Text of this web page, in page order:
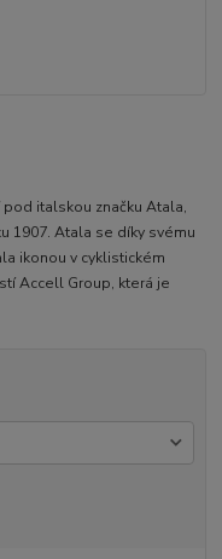
italskou značku Atala,
1907. Atala se díky svému
ikonou v cyklistickém
Accell Group, která je